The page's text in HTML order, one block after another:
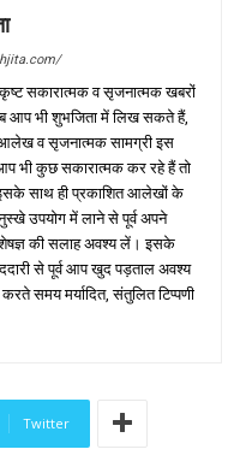
सकारात्मक व सृजनात्मक खबरों
आप भी शुभजिता में लिख सकते हैं,
व सृजनात्मक सामग्री इस
भी कुछ सकारात्मक कर रहे हैं तो
साथ ही प्रकाशित आलेखों के
उपयोग में लाने से पूर्व अपने
की सलाह अवश्य लें। इसके
से पूर्व आप खुद पड़ताल अवश्य
समय मर्यादित, संतुलित टिप्पणी
Twitter